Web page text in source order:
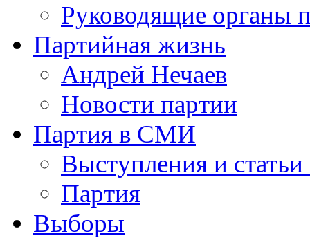
Руководящие органы
Партийная жизнь
Андрей Нечаев
Новости партии
Партия в СМИ
Выступления и
Партия
Выборы